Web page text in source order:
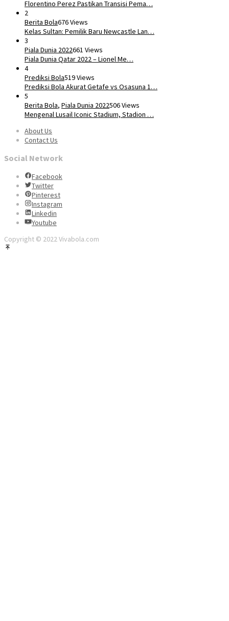
​Florentino Perez Pastikan Transisi Pema…
2
Berita Bola676 Views
Kelas Sultan: Pemilik Baru Newcastle Lan…
3
Piala Dunia 2022661 Views
Piala Dunia Qatar 2022 – Lionel Me…
4
Prediksi Bola519 Views
Prediksi Bola Akurat Getafe vs Osasuna 1…
5
Berita Bola, Piala Dunia 2022506 Views
Mengenal Lusail Iconic Stadium, Stadion …
About Us
Contact Us
Social Network
Facebook
Twitter
Pinterest
Instagram
Linkedin
Youtube
Copyright © 2022 Vivabola.com